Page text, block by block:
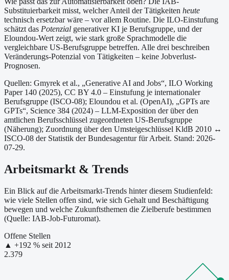
Substituierbarkeit misst, welcher Anteil der Tätigkeiten heute
technisch ersetzbar wäre – vor allem Routine. Die ILO-Einstufung
schätzt das Potenzial generativer KI je Berufsgruppe, und der
Eloundou-Wert zeigt, wie stark große Sprachmodelle die
vergleichbare US-Berufsgruppe betreffen. Alle drei beschreiben
Veränderungs-Potenzial von Tätigkeiten – keine Jobverlust-
Prognosen.
Quellen: Gmyrek et al., „Generative AI and Jobs“, ILO Working
Paper 140 (2025), CC BY 4.0 – Einstufung je internationaler
Berufsgruppe (ISCO-08); Eloundou et al. (OpenAI), „GPTs are
GPTs“, Science 384 (2024) – LLM-Exposition der über den
amtlichen Berufsschlüssel zugeordneten US-Berufsgruppe
(Näherung); Zuordnung über den Umsteigeschlüssel KldB 2010 ↔
ISCO-08 der Statistik der Bundesagentur für Arbeit. Stand: 2026-
07-29.
Arbeitsmarkt & Trends
Ein Blick auf die Arbeitsmarkt-Trends hinter diesem Studienfeld:
wie viele Stellen offen sind, wie sich Gehalt und Beschäftigung
bewegen und welche Zukunftsthemen die Zielberufe bestimmen
(Quelle: IAB-Job-Futuromat).
Offene Stellen
▲ +192 % seit 2012
2.379